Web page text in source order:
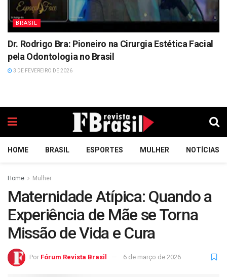
BRASIL
Dr. Rodrigo Bra: Pioneiro na Cirurgia Estética Facial
pela Odontologia no Brasil
3 DE FEVEREIRO DE 2026
HOME BRASIL ESPORTES MULHER NOTÍCIAS
Home Mulher
Maternidade Atípica: Quando a
Experiência de Mãe se Torna
Missão de Vida e Cura
Por Fórum Revista Brasil 6 de março de 2026